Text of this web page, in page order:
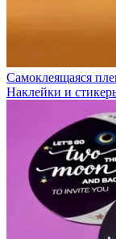
Самоклеящаяся
Наклейки и